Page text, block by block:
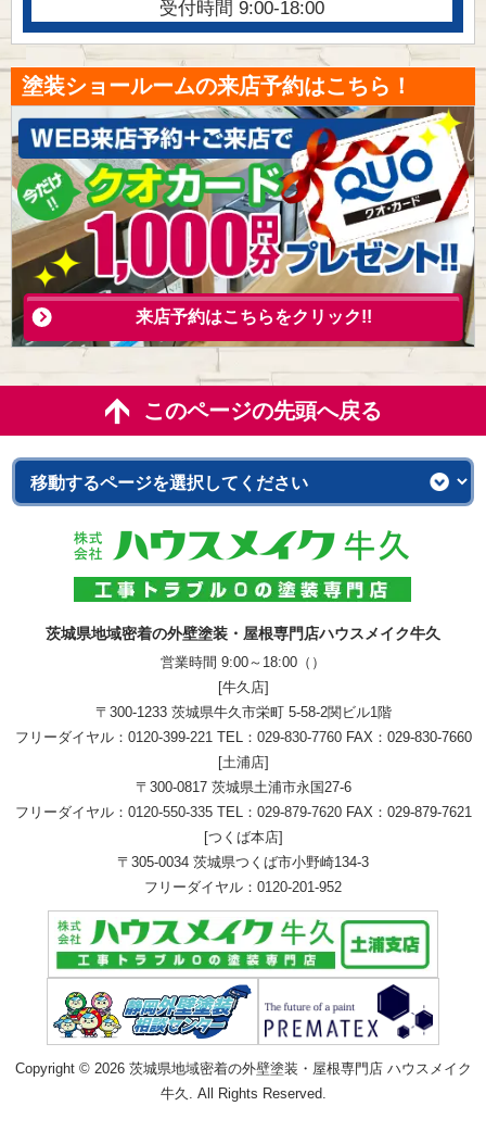
受付時間 9:00-18:00
塗装ショールームの来店予約はこちら！
来店予約はこちらをクリック!!
このページの先頭へ戻る
茨城県地域密着の外壁塗装・屋根専門店ハウスメイク牛久
営業時間 9:00～18:00（）
[牛久店]
〒300-1233 茨城県牛久市栄町 5-58-2関ビル1階
フリーダイヤル： 0120-399-221 TEL： 029-830-7760FAX：029-830-7660
[土浦店]
〒300-0817 茨城県土浦市永国27-6
フリーダイヤル： 0120-550-335TEL： 029-879-7620FAX：029-879-7621
[つくば本店]
〒305-0034 茨城県つくば市小野崎134-3
フリーダイヤル： 0120-201-952
Copyright © 2026 茨城県地域密着の外壁塗装・屋根専門店 ハウスメイク
牛久. All Rights Reserved.